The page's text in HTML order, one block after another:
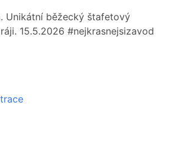
Unikátní běžecký štafetový
15.5.2026 #nejkrasnejsizavod